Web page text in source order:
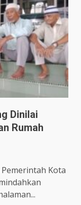
Dinilai
Rumah
Pemerintah Kota